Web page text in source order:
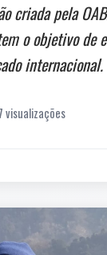
criada pela
o objetivo
internacional.
visualizações